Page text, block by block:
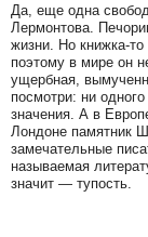
Да, еще одна
Лермонтова.
жизни. Но книжка-
поэтому в мире он
ущербная,
посмотри: ни
значения. А в
Лондоне памятник
замечательные
называемая
значит — тупость.